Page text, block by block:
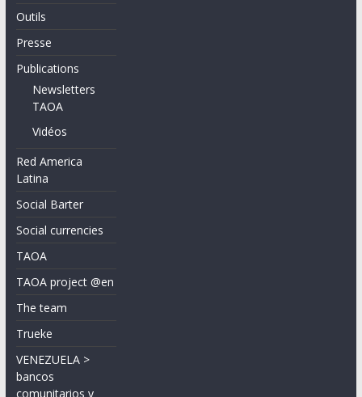
Outils
Presse
Publications
Newsletters
TAOA
Vidéos
Red America
Latina
Social Barter
Social currencies
TAOA
TAOA project @en
The team
Trueke
VENEZUELA >
bancos
comunitarios y